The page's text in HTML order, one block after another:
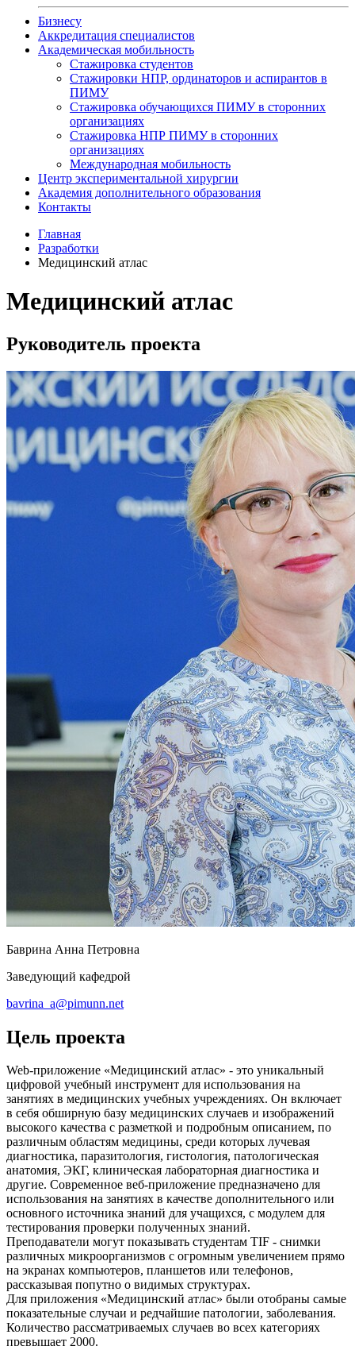
Бизнесу
Аккредитация специалистов
Академическая мобильность
Стажировка студентов
Стажировки НПР, ординаторов и аспирантов в
ПИМУ
Стажировка обучающихся ПИМУ в сторонних
организациях
Стажировка НПР ПИМУ в сторонних
организациях
Международная мобильность
Центр экспериментальной хирургии
Академия дополнительного образования
Контакты
Главная
Разработки
Медицинский атлас
Медицинский атлас
Руководитель проекта
Баврина Анна Петровна
Заведующий кафедрой
bavrina_a@pimunn.net
Цель проекта
Web-приложение «Медицинский атлас» - это уникальный
цифровой учебный инструмент для использования на
занятиях в медицинских учебных учреждениях. Он включает
в себя обширную базу медицинских случаев и изображений
высокого качества с разметкой и подробным описанием, по
различным областям медицины, среди которых лучевая
диагностика, паразитология, гистология, патологическая
анатомия, ЭКГ, клиническая лабораторная диагностика и
другие. Современное веб-приложение предназначено для
использования на занятиях в качестве дополнительного или
основного источника знаний для учащихся, с модулем для
тестирования проверки полученных знаний.
Преподаватели могут показывать студентам TIF - снимки
различных микроорганизмов с огромным увеличением прямо
на экранах компьютеров, планшетов или телефонов,
рассказывая попутно о видимых структурах.
Для приложения «Медицинский атлас» были отобраны самые
показательные случаи и редчайшие патологии, заболевания.
Количество рассматриваемых случаев во всех категориях
превышает 2000.